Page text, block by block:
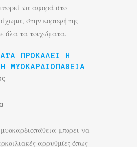
να αφορά στο
στην κορυφή της
όλα τα τοιχώματα.
ΠΡΟΚΑΛΕΊ Η
ΜΥΟΚΑΡΔΙΟΠΆΘΕΙΑ
μπορει να
αρρυθμίες όπως